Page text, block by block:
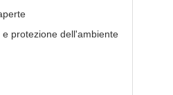
protezione dell'ambiente